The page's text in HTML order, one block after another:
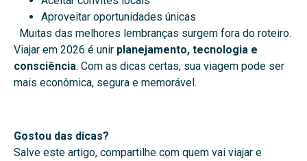
Aproveitar oportunidades únicas
Muitas das melhores lembranças surgem fora do roteiro.
Viajar em 2026 é unir planejamento, tecnologia e
consciência. Com as dicas certas, sua viagem pode ser
mais econômica, segura e memorável.
Gostou das dicas?
Salve este artigo, compartilhe com quem vai viajar e